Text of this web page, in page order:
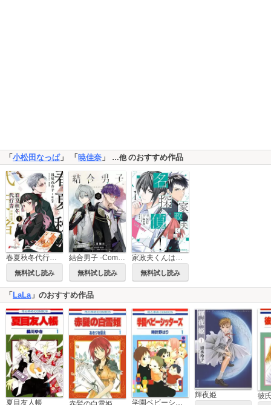
「 小松田なっぱ」 「 暁佳奈 」 …他のおすすめ作品
春夏秋冬代行者 百歌百葉
無料試し読み
結合男子 -Commitments to Dawn-
無料試し読み
家政夫くんは名探偵！
無料試し読み
「 LaLa 」のおすすめ作品
夏目友人帳
輝夜姫 彼